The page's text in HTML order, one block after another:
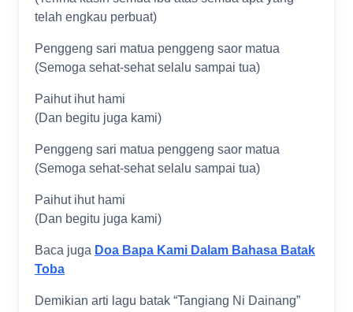
telah engkau perbuat)
Penggeng sari matua penggeng saor matua
(Semoga sehat-sehat selalu sampai tua)
Paihut ihut hami
(Dan begitu juga kami)
Penggeng sari matua penggeng saor matua
(Semoga sehat-sehat selalu sampai tua)
Paihut ihut hami
(Dan begitu juga kami)
Baca juga Doa Bapa Kami Dalam Bahasa Batak
Toba
Demikian arti lagu batak “Tangiang Ni Dainang”